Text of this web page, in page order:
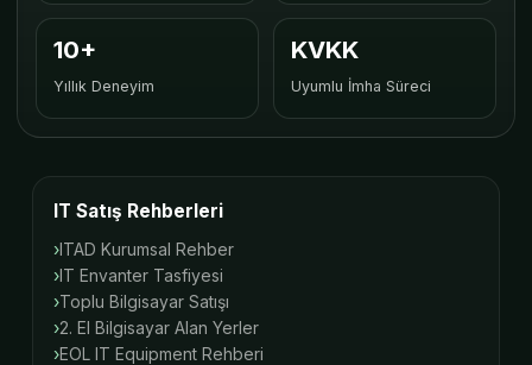
10+
Yıllık Deneyim
KVKK
Uyumlu İmha Süreci
IT Satış Rehberleri
ITAD Kurumsal Rehber
IT Envanter Tasfiyesi
Toplu Bilgisayar Satışı
2. El Bilgisayar Alan Yerler
EOL IT Equipment Rehberi